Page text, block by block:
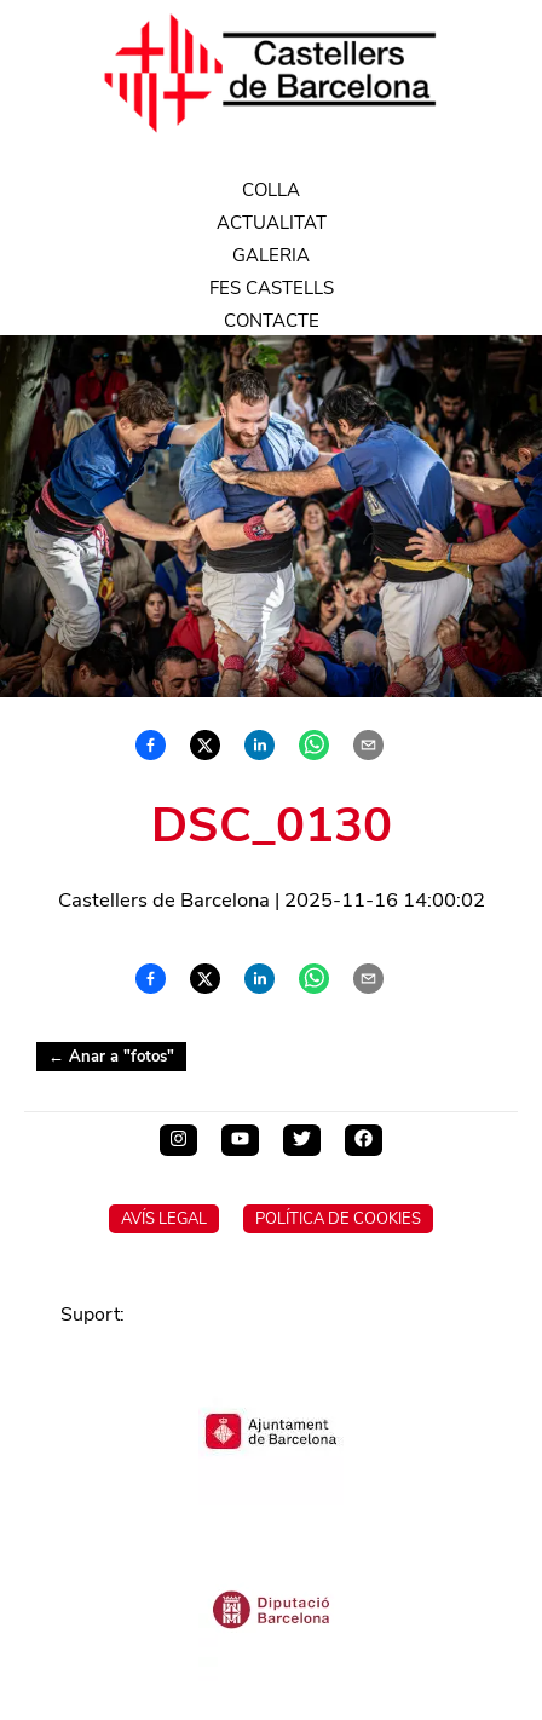
COLLA
ACTUALITAT
GALERIA
FES CASTELLS
CONTACTE
DSC_0130
Castellers de Barcelona | 2025-11-16 14:00:02
← Anar a "fotos"
AVÍS LEGAL POLÍTICA DE COOKIES
Suport: